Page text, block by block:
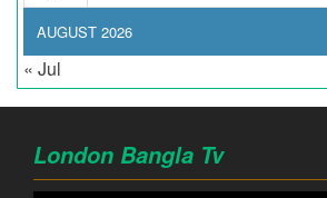
AUGUST 2026
« Jul
London Bangla Tv